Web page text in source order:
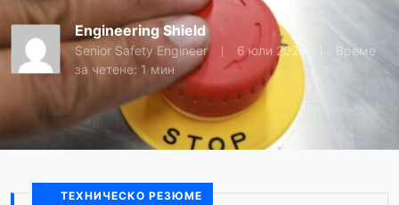
Engineering Shield
Senior Safety Engineer 6 юли 2026
Време
за четене: 1 мин
ТЕХНИЧЕСКО РЕЗЮМЕ